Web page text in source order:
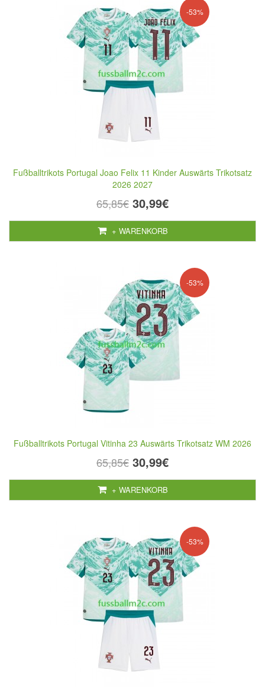
-53%
Fußballtrikots Portugal Joao Felix 11 Kinder Auswärts Trikotsatz
2026 2027
65,85€ 30,99€
+ WARENKORB
-53%
Fußballtrikots Portugal Vitinha 23 Auswärts Trikotsatz WM 2026
65,85€ 30,99€
+ WARENKORB
-53%